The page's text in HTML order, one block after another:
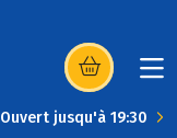
(s’ouvre dans
Ouvert jusqu'à 19:30